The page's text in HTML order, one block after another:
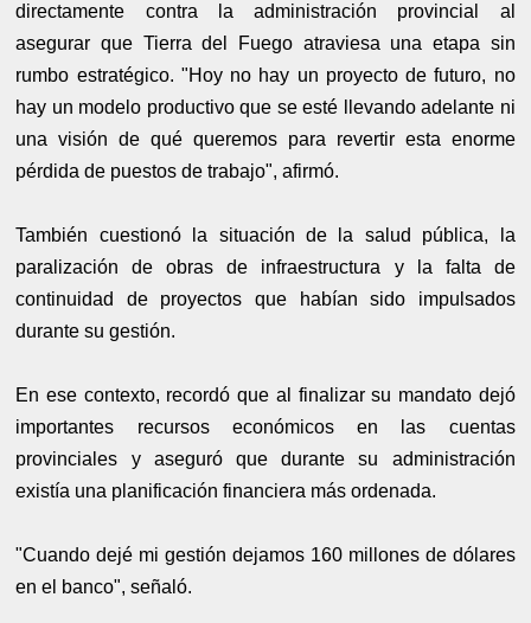
directamente contra la administración provincial al
asegurar que Tierra del Fuego atraviesa una etapa sin
rumbo estratégico. "Hoy no hay un proyecto de futuro, no
hay un modelo productivo que se esté llevando adelante ni
una visión de qué queremos para revertir esta enorme
pérdida de puestos de trabajo", afirmó.
También cuestionó la situación de la salud pública, la
paralización de obras de infraestructura y la falta de
continuidad de proyectos que habían sido impulsados
durante su gestión.
En ese contexto, recordó que al finalizar su mandato dejó
importantes recursos económicos en las cuentas
provinciales y aseguró que durante su administración
existía una planificación financiera más ordenada.
"Cuando dejé mi gestión dejamos 160 millones de dólares
en el banco", señaló.